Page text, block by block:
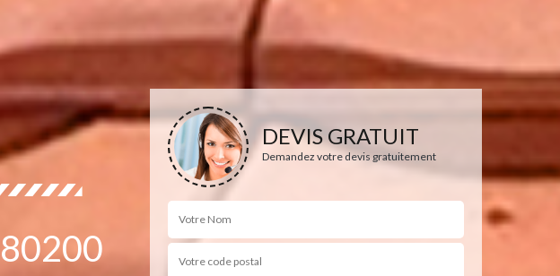
80200
DEVIS GRATUIT
Demandez votre devis gratuitement